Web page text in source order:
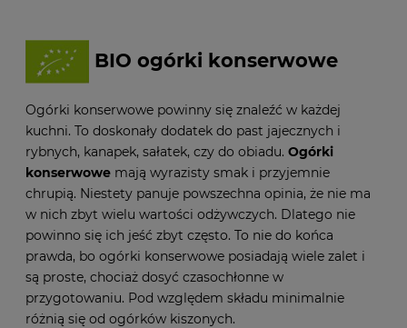
BIO ogórki konserwowe
Ogórki konserwowe powinny się znaleźć w każdej
kuchni. To doskonały dodatek do past jajecznych i
rybnych, kanapek, sałatek, czy do obiadu. Ogórki
konserwowe mają wyrazisty smak i przyjemnie
chrupią. Niestety panuje powszechna opinia, że nie ma
w nich zbyt wielu wartości odżywczych. Dlatego nie
powinno się ich jeść zbyt często. To nie do końca
prawda, bo ogórki konserwowe posiadają wiele zalet i
są proste, chociaż dosyć czasochłonne w
przygotowaniu. Pod względem składu minimalnie
różnią się od ogórków kiszonych.